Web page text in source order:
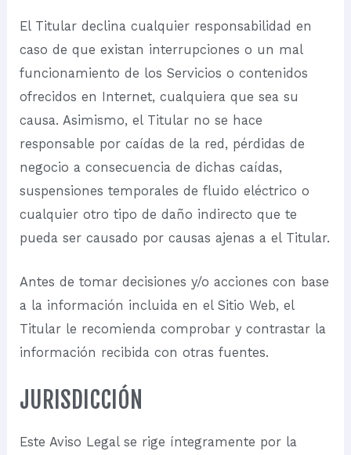
El Titular declina cualquier responsabilidad en
caso de que existan interrupciones o un mal
funcionamiento de los Servicios o contenidos
ofrecidos en Internet, cualquiera que sea su
causa. Asimismo, el Titular no se hace
responsable por caídas de la red, pérdidas de
negocio a consecuencia de dichas caídas,
suspensiones temporales de fluido eléctrico o
cualquier otro tipo de daño indirecto que te
pueda ser causado por causas ajenas a el Titular.
Antes de tomar decisiones y/o acciones con base
a la información incluida en el Sitio Web, el
Titular le recomienda comprobar y contrastar la
información recibida con otras fuentes.
JURISDICCIÓN
Este Aviso Legal se rige íntegramente por la